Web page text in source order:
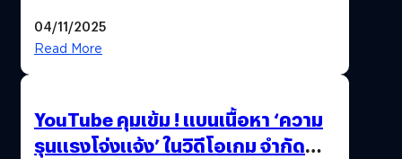
04/11/2025
Read More
YouTube คุมเข้ม ! แบนเนื้อหา ‘ความ
รุนแรงโจ่งแจ้ง’ ในวิดีโอเกม จำกัด